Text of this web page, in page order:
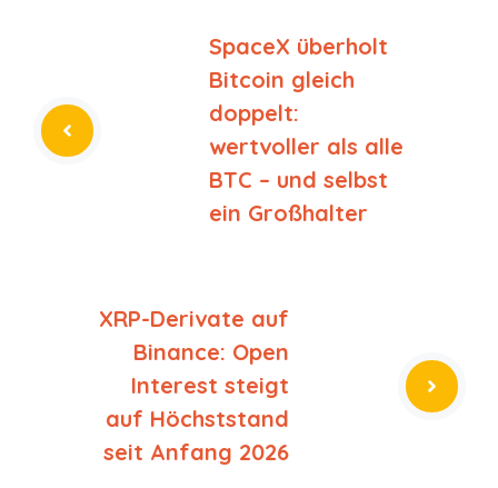
SpaceX überholt
Bitcoin gleich
doppelt:
wertvoller als alle
BTC – und selbst
ein Großhalter
XRP-Derivate auf
Binance: Open
Interest steigt
auf Höchststand
seit Anfang 2026